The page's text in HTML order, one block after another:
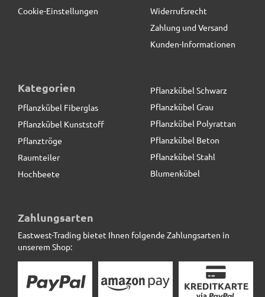
Cookie-Einstellungen
Widerrufsrecht
Zahlung und Versand
Kunden-Informationen
Kategorien
Pflanzkübel Fiberglas
Pflanzkübel Kunststoff
Pflanztröge
Raumteiler
Hochbeete
Pflanzkübel Schwarz
Pflanzkübel Grau
Pflanzkübel Polyrattan
Pflanzkübel Beton
Pflanzkübel Stahl
Blumenkübel
Zahlungsarten
Eastwest-Trading bietet Ihnen folgende Zahlungsarten in
unserem Shop: